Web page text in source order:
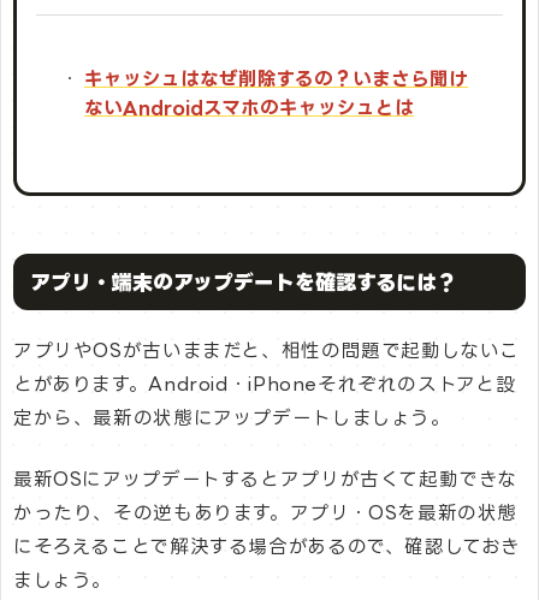
キャッシュはなぜ削除するの？いまさら聞け
ないAndroidスマホのキャッシュとは
アプリ・端末のアップデートを確認するには？
アプリやOSが古いままだと、相性の問題で起動しないこ
とがあります。Android・iPhoneそれぞれのストアと設
定から、最新の状態にアップデートしましょう。
最新OSにアップデートするとアプリが古くて起動できな
かったり、その逆もあります。アプリ・OSを最新の状態
にそろえることで解決する場合があるので、確認しておき
ましょう。